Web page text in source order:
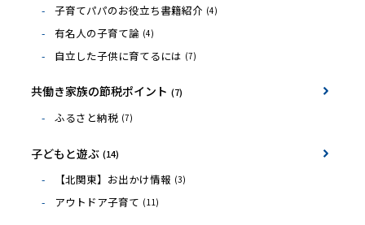
子育てパパのお役立ち書籍紹介 (4)
有名人の子育て論 (4)
自立した子供に育てるには (7)
共働き家族の節税ポイント (7)
ふるさと納税 (7)
子どもと遊ぶ (14)
【北関東】お出かけ情報 (3)
アウトドア子育て (11)